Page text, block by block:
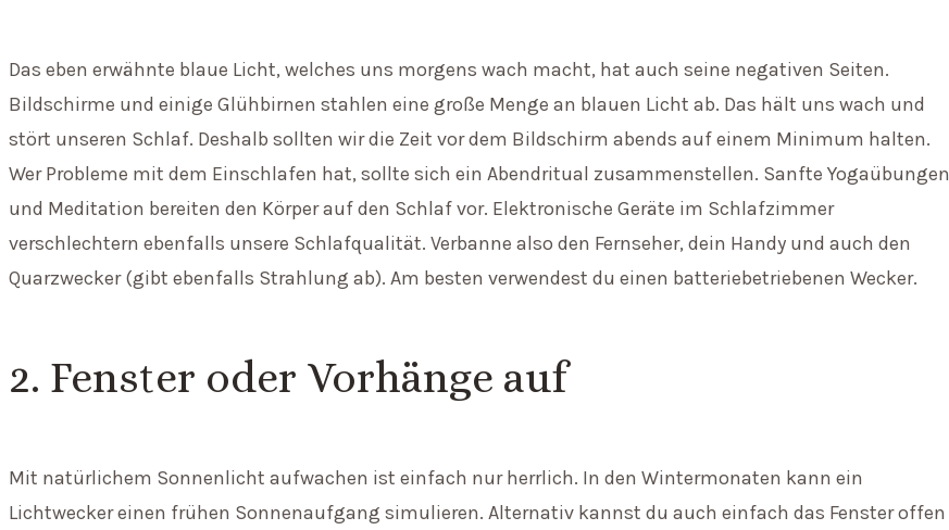
Das eben erwähnte blaue Licht, welches uns morgens wach macht, hat auch seine negativen Seiten.
Bildschirme und einige Glühbirnen stahlen eine große Menge an blauen Licht ab. Das hält uns wach und
stört unseren Schlaf. Deshalb sollten wir die Zeit vor dem Bildschirm abends auf einem Minimum halten.
Wer Probleme mit dem Einschlafen hat, sollte sich ein Abendritual zusammenstellen. Sanfte Yogaübungen
und Meditation bereiten den Körper auf den Schlaf vor. Elektronische Geräte im Schlafzimmer
verschlechtern ebenfalls unsere Schlafqualität. Verbanne also den Fernseher, dein Handy und auch den
Quarzwecker (gibt ebenfalls Strahlung ab). Am besten verwendest du einen batteriebetriebenen Wecker.
2. Fenster oder Vorhänge auf
Mit natürlichem Sonnenlicht aufwachen ist einfach nur herrlich. In den Wintermonaten kann ein
Lichtwecker einen frühen Sonnenaufgang simulieren. Alternativ kannst du auch einfach das Fenster offen